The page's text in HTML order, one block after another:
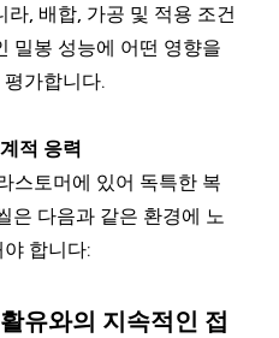
, 배합, 가공 및 적용 조건
밀봉 성능에 어떤 영향을
가합니다.
적 응력
스토머에 있어 독특한 복
은 다음과 같은 환경에 노
합니다:
유와의 지속적인 접